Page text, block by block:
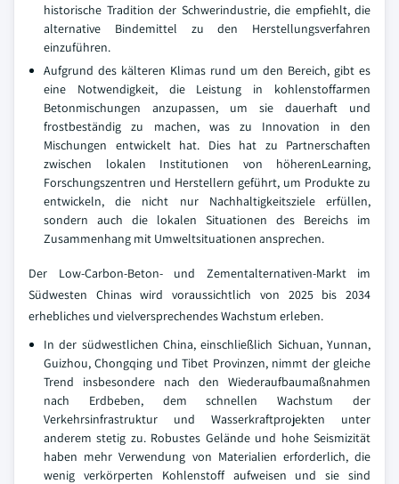
historische Tradition der Schwerindustrie, die empfiehlt, die
alternative Bindemittel zu den Herstellungsverfahren
einzuführen.
Aufgrund des kälteren Klimas rund um den Bereich, gibt es
eine Notwendigkeit, die Leistung in kohlenstoffarmen
Betonmischungen anzupassen, um sie dauerhaft und
frostbeständig zu machen, was zu Innovation in den
Mischungen entwickelt hat. Dies hat zu Partnerschaften
zwischen lokalen Institutionen von höherenLearning,
Forschungszentren und Herstellern geführt, um Produkte zu
entwickeln, die nicht nur Nachhaltigkeitsziele erfüllen,
sondern auch die lokalen Situationen des Bereichs im
Zusammenhang mit Umweltsituationen ansprechen.
Der Low-Carbon-Beton- und Zementalternativen-Markt im
Südwesten Chinas wird voraussichtlich von 2025 bis 2034
erhebliches und vielversprechendes Wachstum erleben.
In der südwestlichen China, einschließlich Sichuan, Yunnan,
Guizhou, Chongqing und Tibet Provinzen, nimmt der gleiche
Trend insbesondere nach den Wiederaufbaumaßnahmen
nach Erdbeben, dem schnellen Wachstum der
Verkehrsinfrastruktur und Wasserkraftprojekten unter
anderem stetig zu. Robustes Gelände und hohe Seismizität
haben mehr Verwendung von Materialien erforderlich, die
wenig verkörperten Kohlenstoff aufweisen und sie sind